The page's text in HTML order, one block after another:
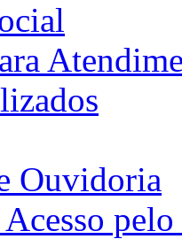
Ouvidoria